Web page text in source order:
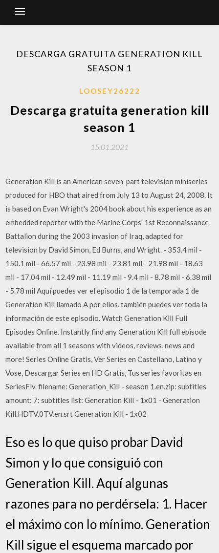
DESCARGA GRATUITA GENERATION KILL
SEASON 1
LOOSEY26222
Descarga gratuita generation kill
season 1
15.01.2021
Generation Kill is an American seven-part television miniseries
produced for HBO that aired from July 13 to August 24, 2008. It
is based on Evan Wright's 2004 book about his experience as an
embedded reporter with the Marine Corps' 1st Reconnaissance
Battalion during the 2003 invasion of Iraq, adapted for
television by David Simon, Ed Burns, and Wright. - 353.4 mil -
150.1 mil - 66.57 mil - 23.98 mil - 23.81 mil - 21.98 mil - 18.63
mil - 17.04 mil - 12.49 mil - 11.19 mil - 9.4 mil - 8.78 mil - 6.38 mil
- 5.78 mil Aquí puedes ver el episodio 1 de la temporada 1 de
Generation Kill llamado A por ellos, también puedes ver toda la
información de este episodio. Watch Generation Kill Full
Episodes Online. Instantly find any Generation Kill full episode
available from all 1 seasons with videos, reviews, news and
more! Series Online Gratis, Ver Series en Castellano, Latino y
Vose, Descargar Series en HD Gratis, Tus series favoritas en
SeriesFlv. filename: Generation_Kill - season 1.en.zip: subtitles
amount: 7: subtitles list: Generation Kill - 1x01 - Generation
Kill.HDTV.0TV.en.srt Generation Kill - 1x02
Eso es lo que quiso probar David
Simon y lo que consiguió con
Generation Kill. Aquí algunas
razones para no perdérsela: 1. Hacer
el máximo con lo mínimo. Generation
Kill sigue el esquema marcado por